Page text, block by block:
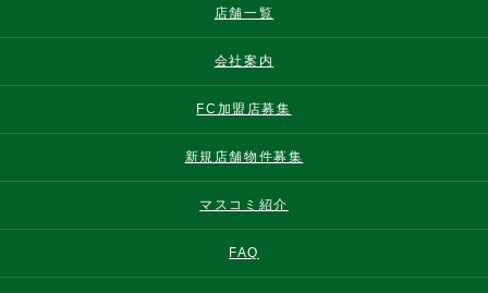
店舗一覧
会社案内
FC加盟店募集
新規店舗物件募集
マスコミ紹介
FAQ